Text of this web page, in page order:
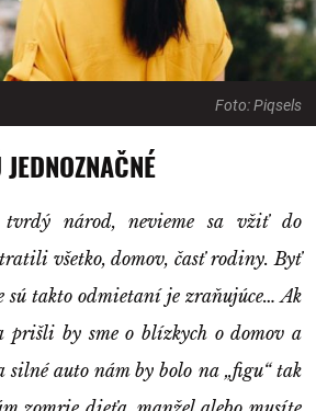
Foto: Piqsels
tvrdý národ, nevieme sa vžiť do
všetko, domov, časť rodiny. Byť
sú takto odmietaní je zraňujúce… Ak
prišli by sme o blízkych o domov a
silné auto nám by bolo na „figu“ tak